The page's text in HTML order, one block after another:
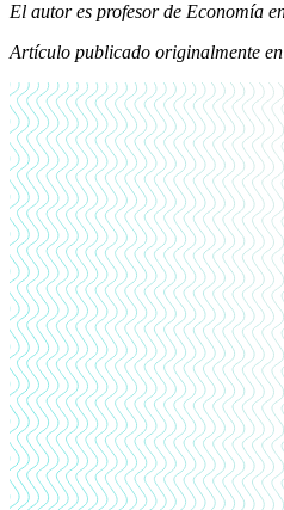
El autor es profesor de Economía
Artículo publicado originalmente en